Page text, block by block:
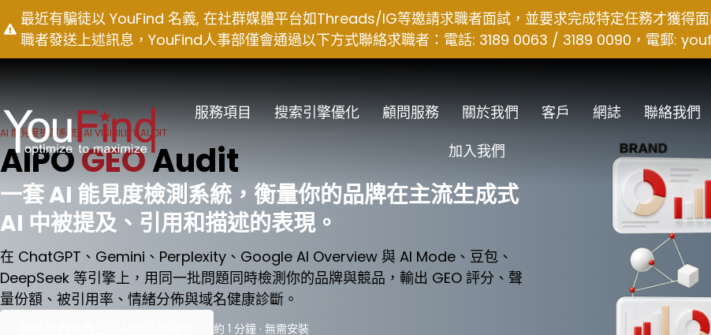
to
最近有騙徒以 YouFind 名義, 在社群媒體平台如Threads/IG等邀請求職者面試，並要求完成特定任務才獲得
職者發送上述訊息，YouFind人事部僅會通過以下方式聯絡求職者：電話: 3189 0063 / 3189 0090，電郵:
服務項目 搜索引擎優化 顧問服務 關於我們 客戶 網誌 聯絡我們
加入我們
AI 能見度檢測系統 · AI VISIBILITY AUDIT
AIPOGEOAudit
一套 AI 能見度檢測系統，衡量你的品牌在主流生成式
AI 中被提及、引用和描述的表現。
在 ChatGPT、Gemini、Perplexity、Google AI Overview 與 AI Mode、豆包、
DeepSeek 等引擎上，用同一批問題同時檢測你的品牌與競品，輸出 GEO 評分、聲
量份額、被引用率、情緒分佈與域名健康診斷。
約 1 分鐘 · 無需安裝